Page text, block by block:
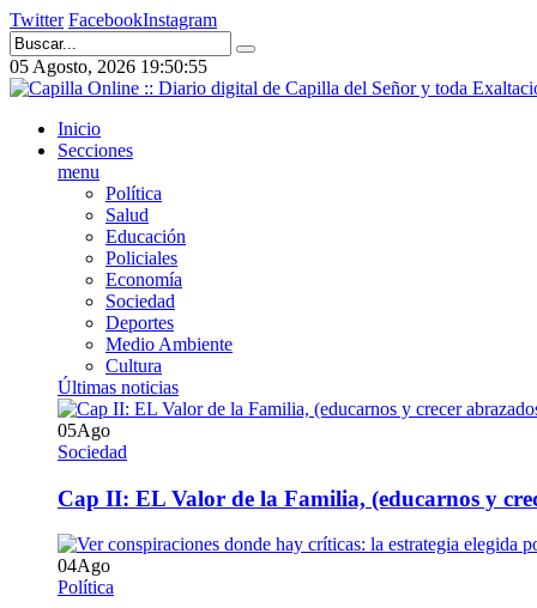
Twitter FacebookInstagram
05 Agosto, 2026 19:50:56
Inicio
Secciones
menu
Política
Salud
Educación
Policiales
Economía
Sociedad
Deportes
Medio Ambiente
Cultura
Últimas noticias
05Ago
Sociedad
Cap II: EL Valor de la Familia, (educarnos y
04Ago
Política